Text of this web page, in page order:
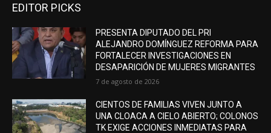
EDITOR PICKS
PRESENTA DIPUTADO DEL PRI
ALEJANDRO DOMÍNGUEZ REFORMA PARA
FORTALECER INVESTIGACIONES EN
DESAPARICIÓN DE MUJERES MIGRANTES
7 de agosto de 2026
CIENTOS DE FAMILIAS VIVEN JUNTO A
UNA CLOACA A CIELO ABIERTO; COLONOS
TK EXIGE ACCIONES INMEDIATAS PARA